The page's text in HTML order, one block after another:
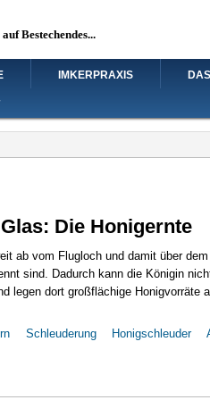
Bestechendes...
IMKERPRAXIS
Die Honigernte
ab vom Flugloch und damit über
sind. Dadurch kann die Königin
legen dort großflächige Honigvorräte
Schleuderung Honigschleuder